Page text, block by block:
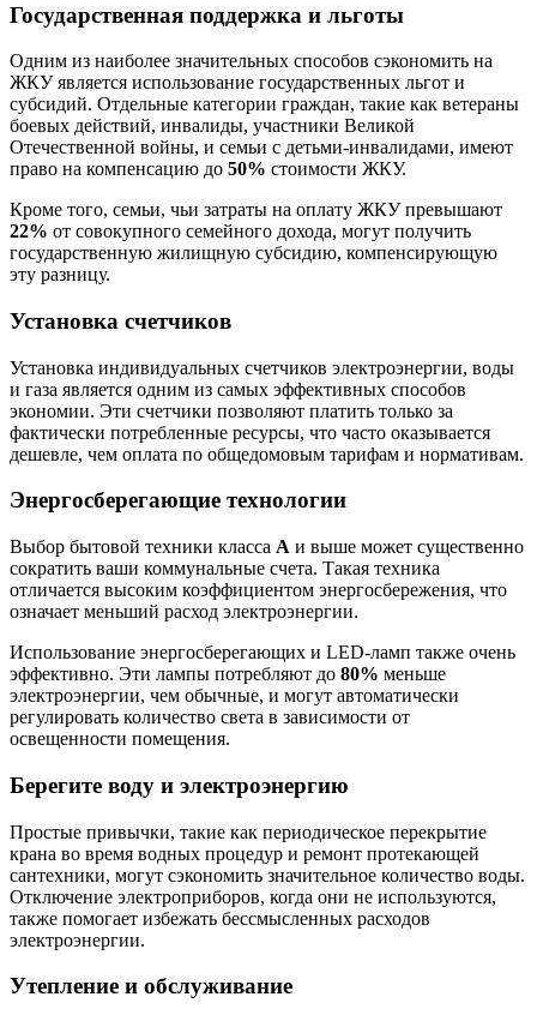
Государственная поддержка и льготы
Одним из наиболее значительных способов сэкономить на
ЖКУ является использование государственных льгот и
субсидий. Отдельные категории граждан, такие как ветераны
боевых действий, инвалиды, участники Великой
Отечественной войны, и семьи с детьми-инвалидами, имеют
право на компенсацию до 50% стоимости ЖКУ.
Кроме того, семьи, чьи затраты на оплату ЖКУ превышают
22% от совокупного семейного дохода, могут получить
государственную жилищную субсидию, компенсирующую
эту разницу.
Установка счетчиков
Установка индивидуальных счетчиков электроэнергии, воды
и газа является одним из самых эффективных способов
экономии. Эти счетчики позволяют платить только за
фактически потребленные ресурсы, что часто оказывается
дешевле, чем оплата по общедомовым тарифам и нормативам.
Энергосберегающие технологии
Выбор бытовой техники класса А и выше может существенно
сократить ваши коммунальные счета. Такая техника
отличается высоким коэффициентом энергосбережения, что
означает меньший расход электроэнергии.
Использование энергосберегающих и LED-ламп также очень
эффективно. Эти лампы потребляют до 80% меньше
электроэнергии, чем обычные, и могут автоматически
регулировать количество света в зависимости от
освещенности помещения.
Берегите воду и электроэнергию
Простые привычки, такие как периодическое перекрытие
крана во время водных процедур и ремонт протекающей
сантехники, могут сэкономить значительное количество воды.
Отключение электроприборов, когда они не используются,
также помогает избежать бессмысленных расходов
электроэнергии.
Утепление и обслуживание